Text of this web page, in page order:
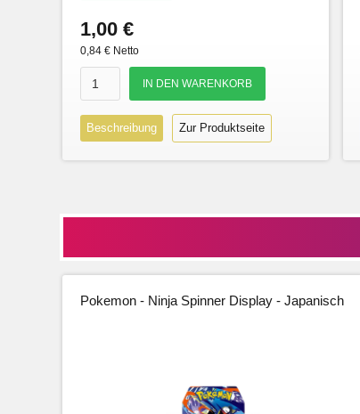
1,00 €
0,84 € Netto
Beschreibung Zur Produktseite
Pokemon - Ninja Spinner Display - Japanisch